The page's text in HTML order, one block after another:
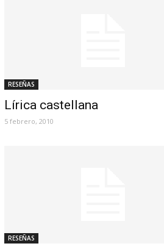
RESEÑAS
Lírica castellana
5 febrero, 2010
RESEÑAS